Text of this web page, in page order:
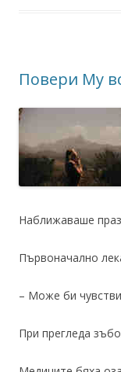
Повери Му
Наближаваше
Първоначално
– Може би
При прегледа